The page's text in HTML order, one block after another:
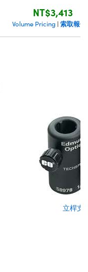
NT$3,413
Volume Pricing | 索取報價
立桿支